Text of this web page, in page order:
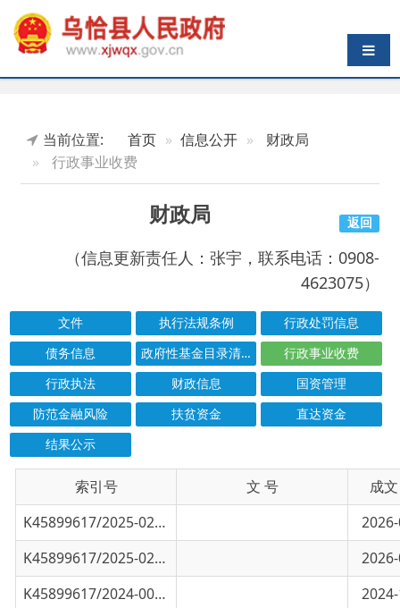
导航切换
行政事业收费
财政局
（信息更新责任人：张宇，联系电话：0908-
4623075）
行政处罚信息
债务信息
政府性基金目录清单
行政事业收费
行政执法
财政信息
国资管理
防范金融风险
扶贫资金
直达资金
结果公示
索引号 信息标题 文 号 成文日期
克孜勒苏柯尔克孜自治州行政事业性收费
2026-05-13
K45899617/2024-00606
新疆维吾尔自治区涉企行政事业性收费目
2024-12-13
K45899617/2024-00605 新疆维吾尔自治区考试考务费目录清单
2024-02-22
K45899617/2024-00604 新疆维吾尔自治区行政事业性收费目录清
2024-02-22